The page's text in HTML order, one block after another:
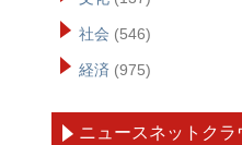
社会 (546)
経済 (975)
ニュースネットクラ